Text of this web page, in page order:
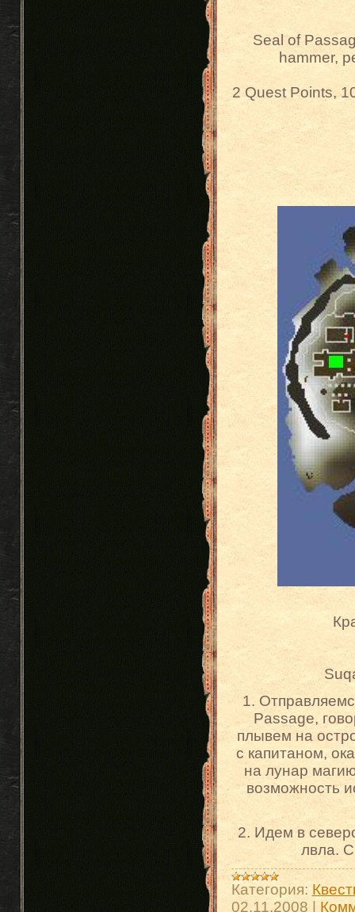
Seal of
hammer,
2 Quest Points,
1.
Passage,
плывем на
с капитаном,
на лунар
возможность
2. Идем в
лвла.
Категория:
02.11.2008